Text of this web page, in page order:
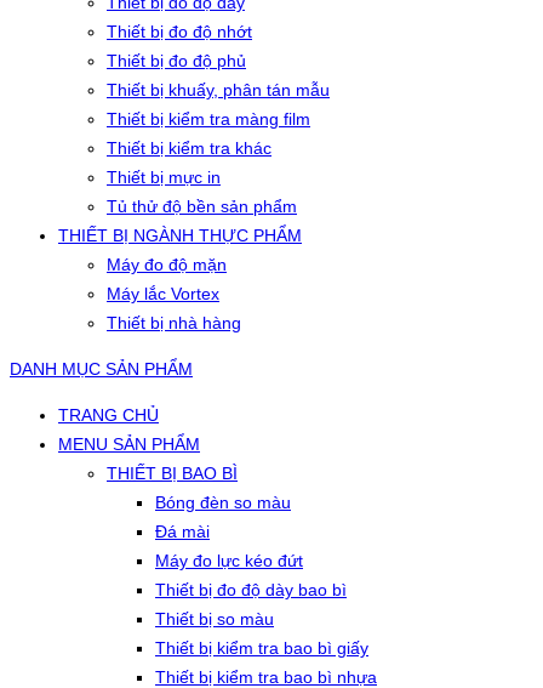
Thiết bị đo độ nhớt
Thiết bị đo độ phủ
Thiết bị khuấy, phân tán mẫu
Thiết bị kiểm tra màng film
Thiết bị kiểm tra khác
Thiết bị mực in
Tủ thử độ bền sản phẩm
THIẾT BỊ NGÀNH THỰC PHẨM
Máy đo độ mặn
Máy lắc Vortex
Thiết bị nhà hàng
DANH MỤC SẢN PHẨM
TRANG CHỦ
MENU SẢN PHẨM
THIẾT BỊ BAO BÌ
Bóng đèn so màu
Đá mài
Máy đo lực kéo đứt
Thiết bị đo độ dày bao bì
Thiết bị so màu
Thiết bị kiểm tra bao bì giấy
Thiết bị kiểm tra bao bì nhựa